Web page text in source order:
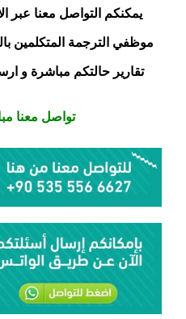
يمكنكم التواصل معنا عبر
موظفي الترجمة المتكلمين
تقارير حالتكم مباشرة و
تواصل معنا